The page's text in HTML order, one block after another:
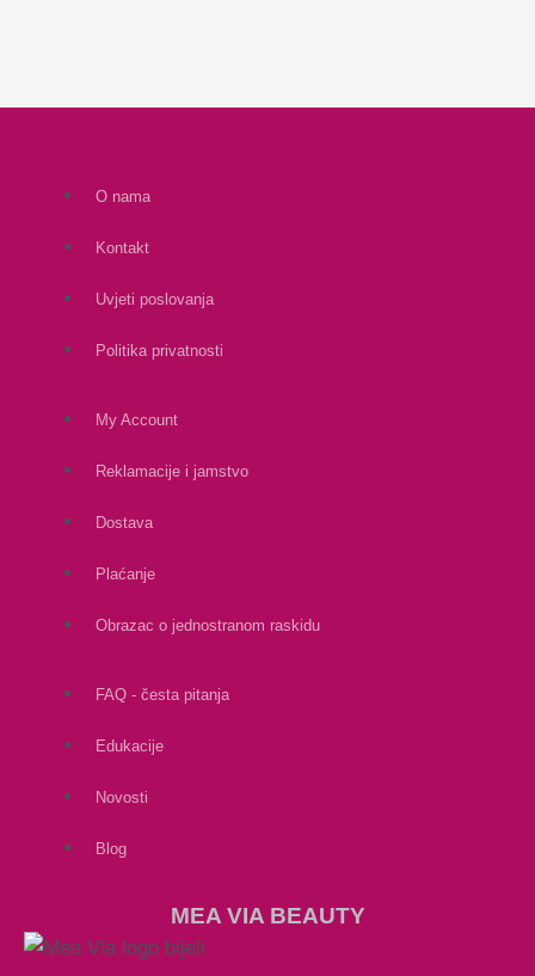
O nama
Kontakt
Uvjeti poslovanja
Politika privatnosti
My Account
Reklamacije i jamstvo
Dostava
Plaćanje
Obrazac o jednostranom raskidu
FAQ - česta pitanja
Edukacije
Novosti
Blog
MEA VIA BEAUTY